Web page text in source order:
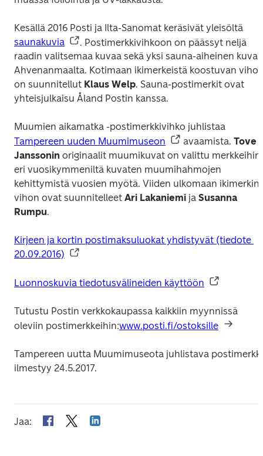
saunakuvia
. Postimerkkivihkoon on päässyt neljä
raadin valitsemaa kuvaa sekä yksi sauna-aiheinen kuva
Ahvenanmaalta. Kotimaan ikimerkeistä koostuvan
on suunnitellut Klaus Welp. Sauna-postimerkit ovat
yhteisjulkaisu Åland Postin kanssa.
Muumien aikamatka
Tampereen uuden Muumimuseon
avaamista. Tove
Janssonin originaalit muumikuvat on valittu merkkeihin
eri vuosikymmeniltä kuvaten muumihahmojen
kehittymistä vuosien myötä. Viiden ulkomaan ikimerkin
vihon ovat suunnitelleet Ari Lakaniemi ja Susanna
Rumpu.
Kirjeen ja kortin postimaksuluokat yhdistyvät (tiedote
20.09.2016)
Luonnoskuvia tiedotusvälineiden käyttöön
Tutustu Postin verkkokaupassa kaikkiin myynnissä
oleviin postimerkkeihin:www.posti.fi/ostoksille
Tampereen uutta Muumimuseota juhlistava postimerkki
ilmestyy 24.5.2017.
Jaa: